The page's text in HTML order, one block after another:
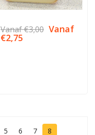
Vanaf€3,00 Vanaf
€2,75
5 6 7 8